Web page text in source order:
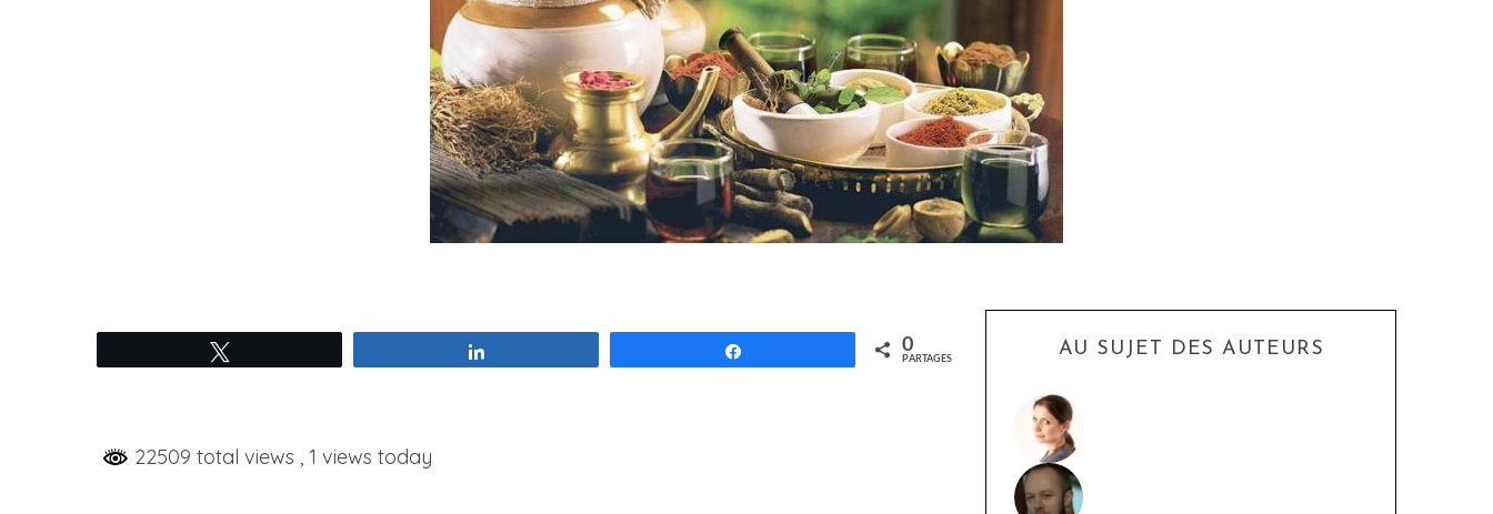
0
PARTAGES
22509 total views , 1 views today
AU SUJET DES AUTEURS